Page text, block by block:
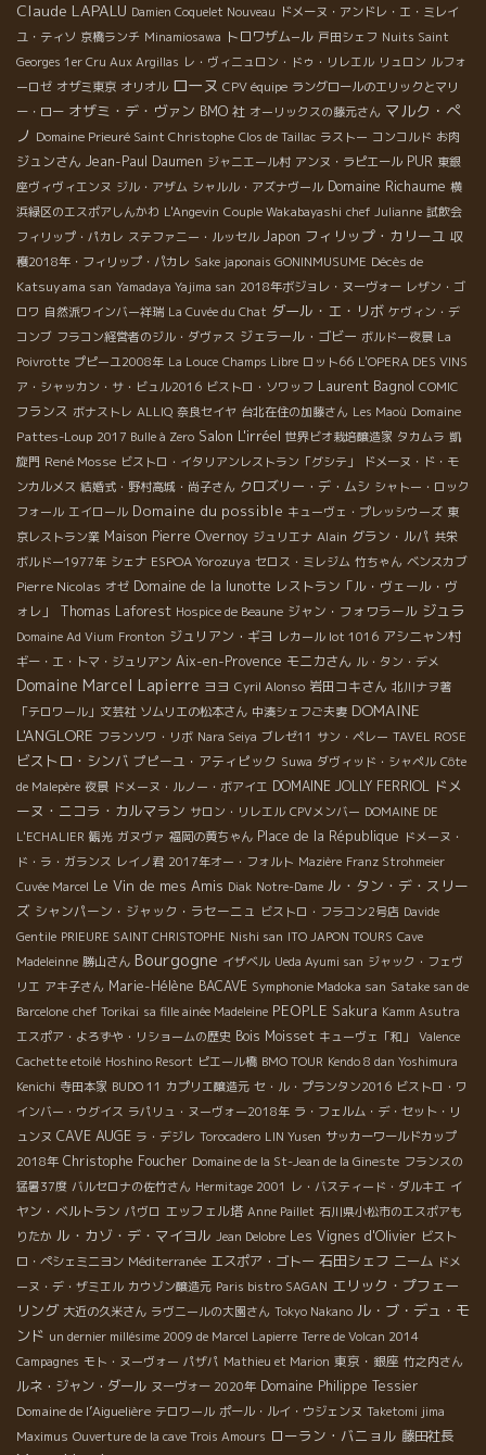
Claude LAPALU Damien Coquelet Nouveau ドメーヌ・アンドレ・エ・ミレイ
ユ・ティソ 京橋ランチ Minamiosawa トロワザム−ル 戸田シェフ Nuits Saint
Georges 1er Cru Aux Argillas レ・ヴィニュロン・ドゥ・リレエル リュロン ルフォ
ーロゼ オザミ東京 オリオル ローヌ CPV équipe ラングロールのエリックとマリ
ー・ロー オザミ・デ・ヴァン BMO 社 オーリックスの藤元さん マルク・ぺ
ノ Domaine Prieuré Saint Christophe Clos de Taillac ラストー コンコルド お肉
ジュンさん Jean-Paul Daumen ジャニエール村 アンヌ・ラピエール PUR 東銀
座ヴィヴィエンヌ ジル・アザム シャルル・アズナヴール Domaine Richaume 横
浜緑区のエスポアしんかわ L'Angevin Couple Wakabayashi chef Julianne 試飲会
フィリップ・パカレ ステファニー・ルッセル Japon フィリップ・カリーユ 収
穫2018年・フィリップ・パカレ Sake japonais GONINMUSUME Décès de
Katsuyama san Yamadaya Yajima san 2018年ボジョレ・ヌーヴォー レザン・ゴ
ロワ 自然派ワインバー祥瑞 La Cuvée du Chat ダール・エ・リボ ケヴィン・デ
コンブ フラコン経営者のジル・ダヴァス ジェラール・ゴビー ボルドー夜景 La
Poivrotte プピーユ2008年 La Louce Champs Libre ロット66 L'OPERA DES VINS
ア・シャッカン・サ・ビュル2016 ビストロ・ソワッフ Laurent Bagnol COMIC
フランス ボナストレ ALLIQ 奈良セイヤ 台北在住の加藤さん Les Maoù Domaine
Pattes-Loup 2017 Bulle à Zero Salon L'irréel 世界ビオ栽培醸造家 タカムラ 凱
旋門 René Mosse ビストロ・イタリアンレストラン「グシテ」
ドメーヌ・ド・モ
ンカルメス 結婚式・野村高城・尚子さん クロズリー・デ・ムシ シャトー・ロック
フォール エイロール Domaine du possible キューヴェ・プレッシウーズ 東
京レストラン業 Maison Pierre Overnoy ジュリエナ Alain グラン・ルパ 共栄
ボルドー1977年 シェナ ESPOA Yorozuya セロス・ミレジム 竹ちゃん ベンスカブ
Pierre Nicolas オゼ Domaine de la lunotte レストラン「ル・ヴェール・ヴ
ォレ」
Thomas Laforest Hospice de Beaune ジャン・フォワラール ジュラ
Domaine Ad Vium Fronton ジュリアン・ギヨ レカール lot 1016 アシニャン村
ギー・エ・トマ・ジュリアン Aix-en-Provence モニカさん ル・タン・デメ
Domaine Marcel Lapierre ヨヨ Cyril Alonso 岩田コキさん 北川ナヲ著
「テロワール」文芸社 ソムリエの松本さん 中湊シェフご夫妻 DOMAINE
L'ANGLORE フランソワ・リボ Nara Seiya ブレゼ11 サン・ペレー TAVEL ROSE
ビストロ・シンバ プピーユ・アティピック Suwa ダヴィッド・シャペル Côte
de Malepère 夜景 ドメーヌ・ルノー・ボアイエ DOMAINE JOLLY FERRIOL ドメ
ーヌ・ニコラ・カルマラン サロン・リレエル CPVメンバー DOMAINE DE
L'ECHALIER 観光 ガヌヴァ 福岡の黄ちゃん Place de la République ドメーヌ・
ド・ラ・ガランス レイノ君 2017年オー・フォルト Mazière Franz Strohmeier
Cuvée Marcel Le Vin de mes Amis Diak Notre-Dame ル・タン・デ・スリー
ズ シャンパーン・ジャック・ラセーニュ ビストロ・フラコン2号店 Davide
Gentile PRIEURE SAINT CHRISTOPHE Nishi san ITO JAPON TOURS Cave
Madeleinne 勝山さん Bourgogne イザベル Ueda Ayumi san ジャック・フェヴ
リエ アキ子さん Marie-Hélène BACAVE Symphonie Madoka san Satake san de
Barcelone chef Torikai sa fille ainée Madeleine PEOPLE Sakura Kamm Asutra
エスポア・よろずや・リショームの歴史 Bois Moisset キューヴェ「和」
Valence
Cachette etoilé Hoshino Resort ピエール橋 BMO TOUR Kendo 8 dan Yoshimura
Kenichi 寺田本家 BUDO 11 カプリエ醸造元 セ・ル・プランタン2016 ビストロ・ワ
インバー・ウグイス ラパリュ・ヌーヴォー2018年 ラ・フェルム・デ・セット・リ
ュンヌ CAVE AUGE ラ・デジレ Torocadero LIN Yusen サッカーワールドカップ
2018年 Christophe Foucher Domaine de la St-Jean de la Gineste フランスの
猛暑37度 バルセロナの佐竹さん Hermitage 2001 レ・バスティード・ダルキエ イ
ヤン・ベルトラン パヴロ エッフェル塔 Anne Paillet 石川県小松市のエスポアも
りたか ル・カゾ・デ・マイヨル Jean Delobre Les Vignes d'Olivier ビスト
ロ・ペシェミニヨン Méditerranée エスポア・ゴトー 石田シェフ ニーム ドメ
ーヌ・デ・ザミエル カウゾン醸造元 Paris bistro SAGAN エリック・プフェー
リング 大近の久米さん ラヴニールの大園さん Tokyo Nakano ル・ブ・デュ・モ
ンド un dernier millésime 2009 de Marcel Lapierre Terre de Volcan 2014
Campagnes モト・ヌーヴォー パザパ Mathieu et Marion 東京・銀座 竹之内さん
ルネ・ジャン・ダール ヌーヴォー 2020年 Domaine Philippe Tessier
Domaine de l’Aiguelière テロワール ポール・ルイ・ウジェンヌ Taketomi jima
Maximus Ouverture de la cave Trois Amours ローラン・バニョル 藤田社長